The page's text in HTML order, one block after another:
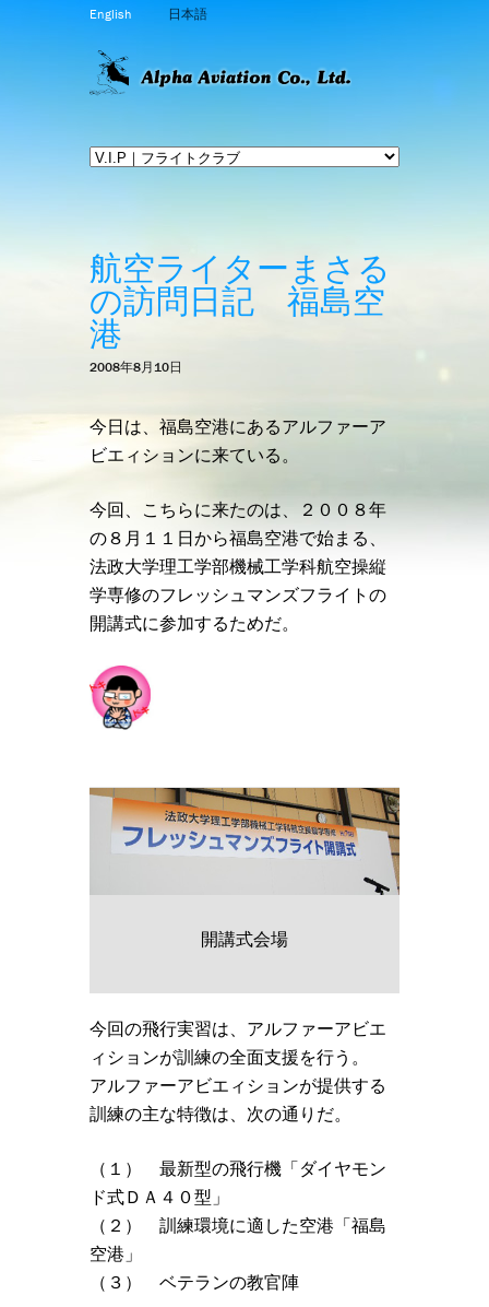
English 日本語
航空ライターまさる
の訪問日記 福島空
港
2008年8月10日
今日は、福島空港にあるアルファーア
ビエィションに来ている。
今回、こちらに来たのは、２００８年
の８月１１日から福島空港で始まる、
法政大学理工学部機械工学科航空操縦
学専修のフレッシュマンズフライトの
開講式に参加するためだ。
開講式会場
今回の飛行実習は、アルファーアビエ
ィションが訓練の全面支援を行う。
アルファーアビエィションが提供する
訓練の主な特徴は、次の通りだ。
（１） 最新型の飛行機「ダイヤモン
ド式ＤＡ４０型」
（２） 訓練環境に適した空港「福島
空港」
（３） ベテランの教官陣